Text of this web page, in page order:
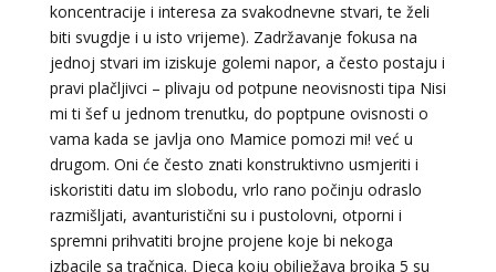
koncentracije i interesa za svakodnevne stvari, te želi
biti svugdje i u isto vrijeme). Zadržavanje fokusa na
jednoj stvari im iziskuje golemi napor, a često postaju i
pravi plačljivci – plivaju od potpune neovisnosti tipa Nisi
mi ti šef u jednom trenutku, do poptpune ovisnosti o
vama kada se javlja ono Mamice pomozi mi! već u
drugom. Oni će često znati konstruktivno usmjeriti i
iskoristiti datu im slobodu, vrlo rano počinju odraslo
razmišljati, avanturistični su i pustolovni, otporni i
spremni prihvatiti brojne projene koje bi nekoga
izbacile sa tračnica. Djeca koju obilježava brojka 5 su
TEHNIKE:astrologija, sudbinske karte, tarot
Broj tel: 064/600-600
tel:0,93€ - mob:1,12€ min
VESNA BURCSA
/ Kod 55
Tarot savjetnik je slobodan
TEHNIKE:tarot, psihološki razgovori